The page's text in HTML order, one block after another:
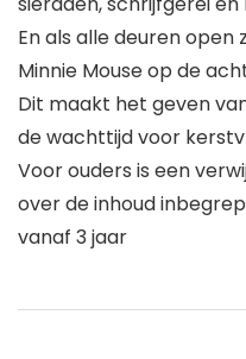
En als alle deuren
Minnie Mouse op de
Dit maakt het geven
de wachttijd voor
Voor ouders is een
over de inhoud
vanaf 3 jaar